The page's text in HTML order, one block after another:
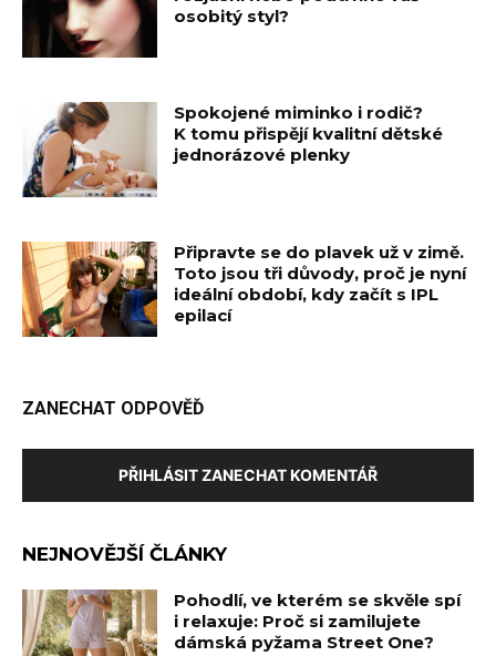
osobitý styl?
Spokojené miminko i rodič?
K tomu přispějí kvalitní dětské
jednorázové plenky
Připravte se do plavek už v zimě.
Toto jsou tři důvody, proč je nyní
ideální období, kdy začít s IPL
epilací
ZANECHAT ODPOVĚĎ
PŘIHLÁSIT ZANECHAT KOMENTÁŘ
NEJNOVĚJŠÍ ČLÁNKY
Pohodlí, ve kterém se skvěle spí
i relaxuje: Proč si zamilujete
dámská pyžama Street One?